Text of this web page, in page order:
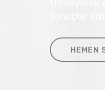
HEMEN